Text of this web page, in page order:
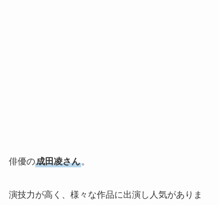
俳優の成田凌さん。
演技力が高く、様々な作品に出演し人気がありま